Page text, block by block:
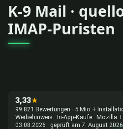
K-9 Mail ·
IMAP-Puristen
3,33★
99.821 Bewertungen · 5 Mio.+
Werbehinweis · In-App-Käufe · Mozilla
03.08.2026 · geprüft am 7. August 2026